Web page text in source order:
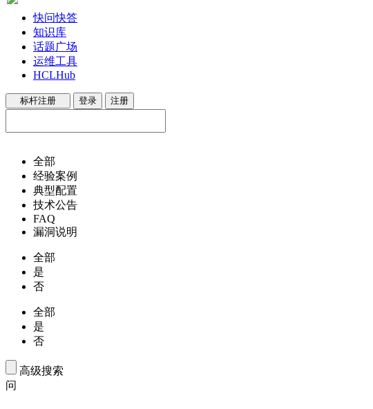
快问快答
知识库
话题广场
运维工具
HCLHub
标杆注册 登录 注册
全部
经验案例
典型配置
技术公告
FAQ
漏洞说明
全部
是
否
全部
是
否
高级搜索
问